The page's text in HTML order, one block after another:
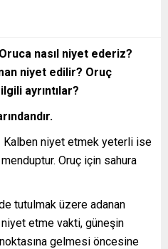
nasıl niyet ederiz?
niyet edilir? Oruç
ayrıntılar?
niyet etmek yeterli ise
Oruç için sahura
tutulmak üzere adanan
etme vakti, güneşin
gelmesi öncesine